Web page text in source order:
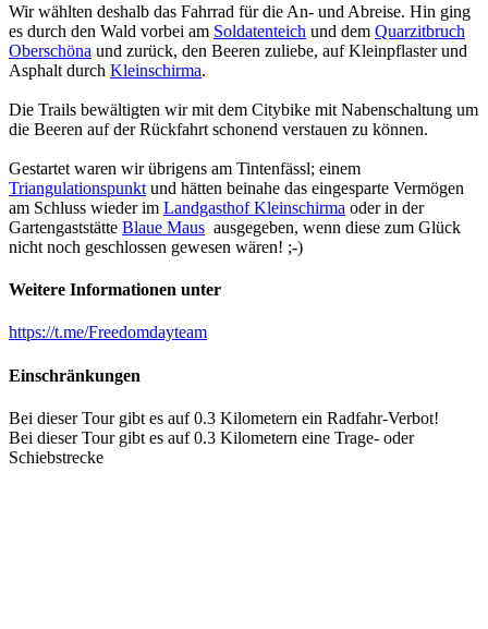
Wir wählten deshalb das Fahrrad für die An- und Abreise. Hin ging
es durch den Wald vorbei am Soldatenteich und dem Quarzitbruch
Oberschöna und zurück, den Beeren zuliebe, auf Kleinpflaster und
Asphalt durch Kleinschirma.
Die Trails bewältigten wir mit dem Citybike mit Nabenschaltung um
die Beeren auf der Rückfahrt schonend verstauen zu können.
Gestartet waren wir übrigens am Tintenfässl; einem
Triangulationspunkt und hätten beinahe das eingesparte Vermögen
am Schluss wieder im Landgasthof Kleinschirma oder in der
Gartengaststätte Blaue Maus ausgegeben, wenn diese zum Glück
nicht noch geschlossen gewesen wären! ;-)
Weitere Informationen unter
https://t.me/Freedomdayteam
Einschränkungen
Bei dieser Tour gibt es auf 0.3 Kilometern ein Radfahr-Verbot!
Bei dieser Tour gibt es auf 0.3 Kilometern eine Trage- oder
Schiebstrecke